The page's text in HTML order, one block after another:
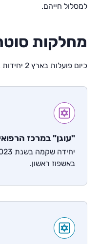
למסלול חייהם.
מחלקות
כיום פועלות בארץ 2 יחידות בגישת סוטריה:
"עוגן" במרכז
באשפוז ראשון.